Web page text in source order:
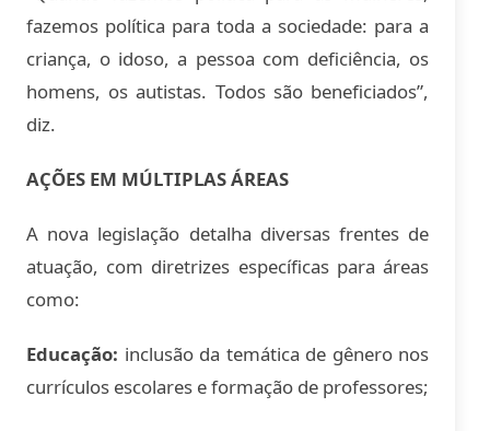
fazemos política para toda a sociedade: para a
criança, o idoso, a pessoa com deficiência, os
homens, os autistas. Todos são beneficiados”,
diz.
AÇÕES EM MÚLTIPLAS ÁREAS
A nova legislação detalha diversas frentes de
atuação, com diretrizes específicas para áreas
como:
Educação: inclusão da temática de gênero nos
currículos escolares e formação de professores;